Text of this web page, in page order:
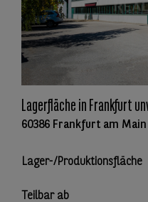
Lagerfläche in Frankfurt
60386 Frankfurt am Main
Lager-/Produktionsfläche
Teilbar ab